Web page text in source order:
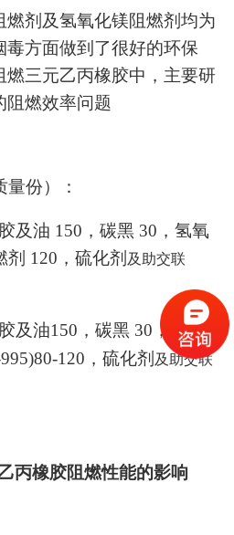
燃剂 及氢氧化镁阻燃剂均为
毒方面做到了很好的环保
燃三元乙丙橡胶中， 主要研
阻燃效率问题
量份）：
及油 150，碳黑 30 ，氢氧
剂 120 ， 硫化剂 及助交联
及油150，碳黑 30 ，
磷氮阻
120 ， 硫化剂 及助交联
丙橡胶阻燃性能的影响